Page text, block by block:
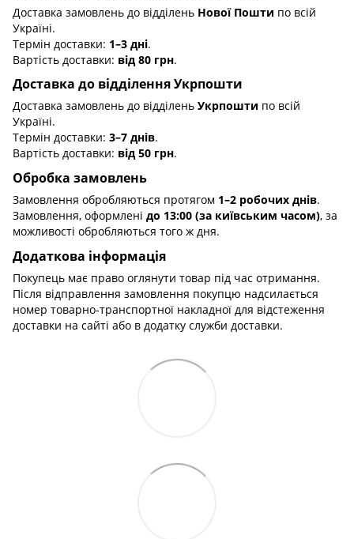
Доставка замовлень до відділень Нової Пошти по всій
Україні.
Термін доставки: 1–3 дні.
Вартість доставки: від 80 грн.
Доставка до відділення Укрпошти
Доставка замовлень до відділень Укрпошти по всій
Україні.
Термін доставки: 3–7 днів.
Вартість доставки: від 50 грн.
Обробка замовлень
Замовлення обробляються протягом 1–2 робочих днів.
Замовлення, оформлені до 13:00 (за київським часом), за
можливості обробляються того ж дня.
Додаткова інформація
Покупець має право оглянути товар під час отримання.
Після відправлення замовлення покупцю надсилається
номер товарно-транспортної накладної для відстеження
доставки на сайті або в додатку служби доставки.